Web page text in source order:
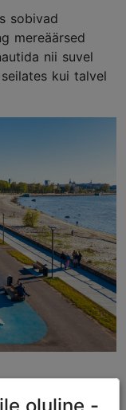
sobivad
mereäärsed
nii suvel
kui talvel